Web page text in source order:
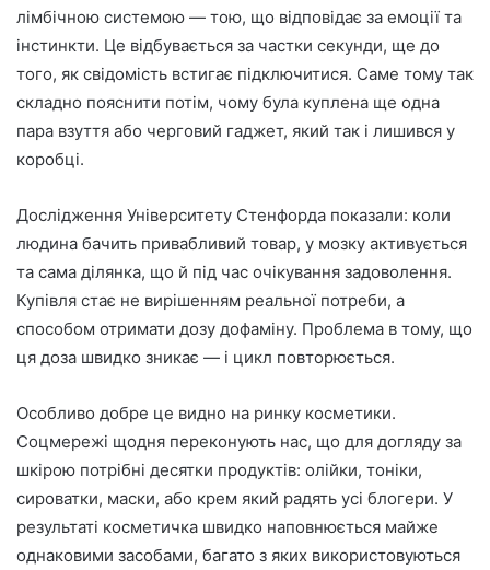
лімбічною системою — тою, що відповідає за емоції та
інстинкти. Це відбувається за частки секунди, ще до
того, як свідомість встигає підключитися. Саме тому так
складно пояснити потім, чому була куплена ще одна
пара взуття або черговий гаджет, який так і лишився у
коробці.
Дослідження Університету Стенфорда показали: коли
людина бачить привабливий товар, у мозку активується
та сама ділянка, що й під час очікування задоволення.
Купівля стає не вирішенням реальної потреби, а
способом отримати дозу дофаміну. Проблема в тому, що
ця доза швидко зникає — і цикл повторюється.
Особливо добре це видно на ринку косметики.
Соцмережі щодня переконують нас, що для догляду за
шкірою потрібні десятки продуктів: олійки, тоніки,
сироватки, маски, або крем який радять усі блогери. У
результаті косметичка швидко наповнюється майже
однаковими засобами, багато з яких використовуються